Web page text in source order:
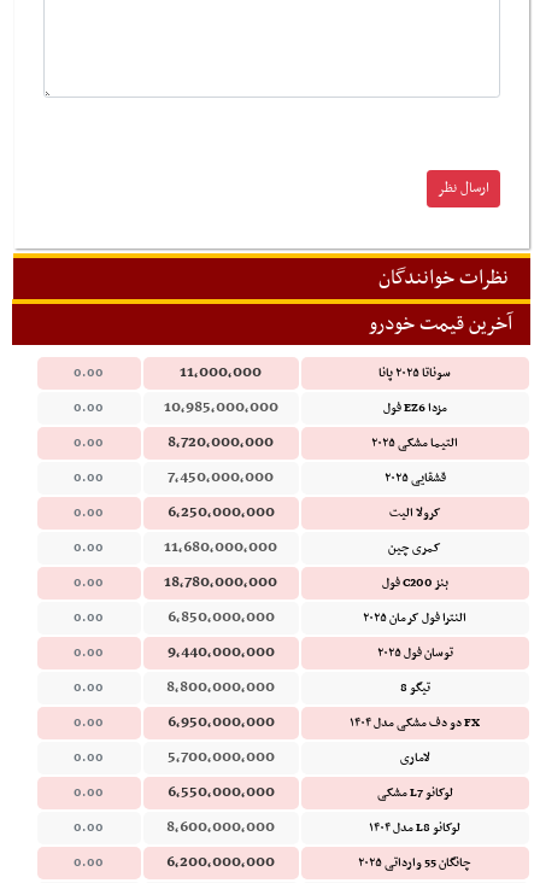
نظرات خوانندگان
آخرین قیمت خودرو
سوناتا ۲۰۲۵ پانا 11,000,000
0.00
مزدا EZ6 فول
10,985,000,000
0.00
التیما مشکی ۲۰۲۵
8,720,000,000
0.00
قشقایی ۲۰۲۵
7,450,000,000
0.00
کرولا الیت
6,250,000,000
0.00
کمری چین
11,680,000,000
0.00
بنز C200 فول
18,780,000,000
0.00
النترا فول کرمان ۲۰۲۵
6,850,000,000
0.00
توسان فول ۲۰۲۵
9,440,000,000
0.00
تیگو 8
8,800,000,000
0.00
FX دو دف مشکی مدل ۱۴۰۴
6,950,000,000
0.00
لاماری
5,700,000,000
0.00
لوکانو L7 مشکی
6,550,000,000
0.00
لوکانو L8 مدل ۱۴۰۴
8,600,000,000
0.00
چانگان 55 وارداتی ۲۰۲۵
6,200,000,000
0.00